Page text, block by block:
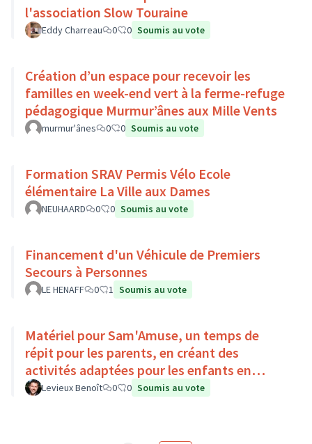
l'association Slow Touraine
Eddy Charreau 0 0 Soumis au vote
Création d’un espace pour recevoir les
familles en week-end vert à la ferme-refuge
pédagogique Murmur’ânes aux Mille Vents
murmur'ânes 0 0 Soumis au vote
Formation SRAV Permis Vélo Ecole
élémentaire La Ville aux Dames
NEUHAARD 0 0 Soumis au vote
Financement d'un Véhicule de Premiers
Secours à Personnes
LE HENAFF 0 1 Soumis au vote
Matériel pour Sam'Amuse, un temps de
répit pour les parents, en créant des
activités adaptées pour les enfants en
situation de handicap
Levieux Benoît 0 0 Soumis au vote